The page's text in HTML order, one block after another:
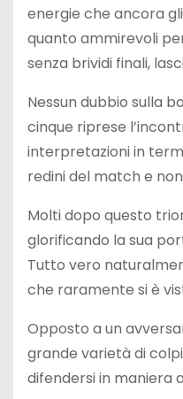
energie che ancora
quanto ammirevoli
senza brividi finali,
Nessun dubbio sulla
cinque riprese
interpretazioni in
redini del match e
Molti dopo questo
glorificando la sua
Tutto vero
che raramente si è
Opposto a un
grande varietà di
difendersi in maniera